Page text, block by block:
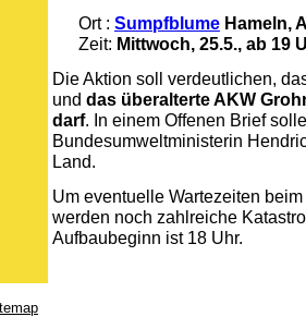
Ort : Sumpfblume Hameln,
Zeit: Mittwoch, 25.5., ab 19
Die Aktion soll verdeutlichen,
und das überalterte AKW
darf. In einem Offenen Brief
Bundesumweltministerin
Land.
Um eventuelle Wartezeiten
werden noch zahlreiche
Aufbaubeginn ist 18 Uhr.